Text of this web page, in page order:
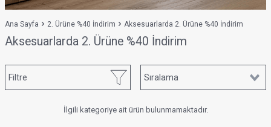
Ana Sayfa 2. Ürüne %40 İndirim Aksesuarlarda 2. Ürüne %40 İndirim
Aksesuarlarda 2. Ürüne %40 İndirim
Filtre
İlgili kategoriye ait ürün bulunmamaktadır.